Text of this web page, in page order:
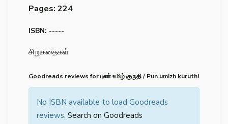
Pages: 224
ISBN: -----
சிறுகதைகள்
Goodreads reviews for புண் உமிழ் குருதி / Pun umizh kuruthi
No ISBN available to load Goodreads
reviews. Search on Goodreads